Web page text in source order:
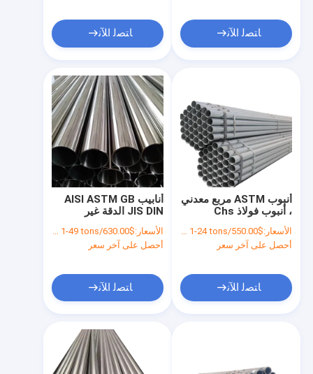
ﺎﺘﺼﻟ ﺍﻶﻧ ﺎﺘﺼﻟ ﺍﻶﻧ
أنابيب AISI ASTM GB
JIS DIN الدقة غير
الملحومة المسحوبة باردة
/ أنابيب غير الملحومة من
الفولاذ الكربوني
الأسعار:$630.00/tons 1-49 tons
أحصل على آخر سعر
ﺎﺘﺼﻟ ﺍﻶﻧ
أنبوب ASTM مربع معدني
، أنبوب فولاذ Chs
للنظافة الخلفية لحام رقبة
فلنج
الأسعار:$550.00/tons 1-24 tons
أحصل على آخر سعر
ﺎﺘﺼﻟ ﺍﻶﻧ